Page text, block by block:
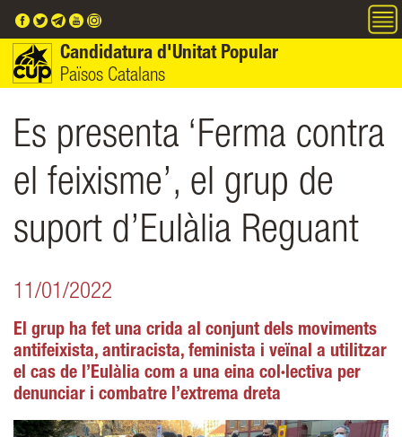
Candidatura d'Unitat Popular
Països Catalans
Es presenta ‘Ferma contra
el feixisme’, el grup de
suport d’Eulàlia Reguant
11/01/2022
El grup ha fet una crida al conjunt dels moviments
antifeixista, antiracista, feminista i veïnal a utilitzar
el cas de l’Eulàlia com a una eina col·lectiva per
denunciar i combatre l’extrema dreta